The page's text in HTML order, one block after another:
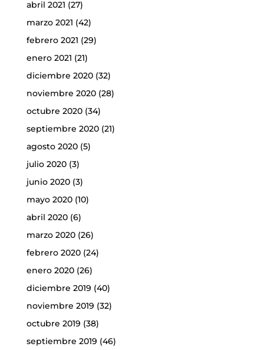
abril 2021 (27)
marzo 2021 (42)
febrero 2021 (29)
enero 2021 (21)
diciembre 2020(32)
noviembre 2020(28)
octubre 2020(34)
septiembre 2020(21)
agosto 2020(5)
julio 2020(3)
junio 2020(3)
mayo 2020(10)
abril 2020(6)
marzo 2020(26)
febrero 2020(24)
enero 2020(26)
diciembre 2019 (40)
noviembre 2019 (32)
octubre 2019 (38)
septiembre 2019 (46)